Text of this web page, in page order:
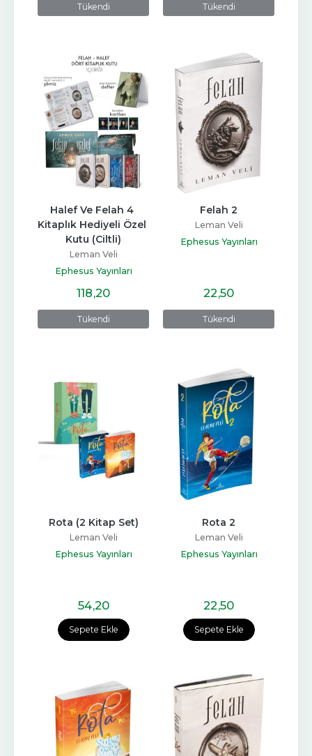
Tükendi Tükendi
Tükendi
Halef Ve Felah 4
Kitaplık Hediyeli Özel
Kutu (Ciltli)
Leman Veli
Ephesus Yayınları
118,20
Tükendi
Felah 2
Leman Veli
Ephesus Yayınları
22,50
Sepete Ekle
Rota (2 Kitap Set)
Leman Veli
Ephesus Yayınları
54,20
Sepete Ekle
Rota 2
Leman Veli
Ephesus Yayınları
22,50